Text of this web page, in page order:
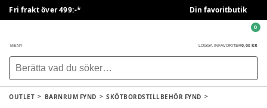
Fri frakt över 499:-* Din favoritbutik
MENY LOGGA IN FAVORITER0,00 KR
0
OUTLET BARNRUM FYND
SKÖTBORDSTILLBEHÖR FYND